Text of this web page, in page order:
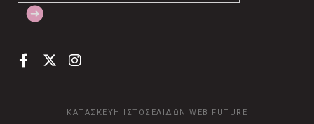
ΚΑΤΑΣΚΕΥΗ ΙΣΤΟΣΕΛΙΔΩΝ WEB FUTURE